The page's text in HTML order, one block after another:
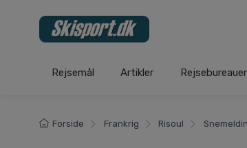
Rejsemål Artikler Rejsebureauer
Forside Frankrig Risoul